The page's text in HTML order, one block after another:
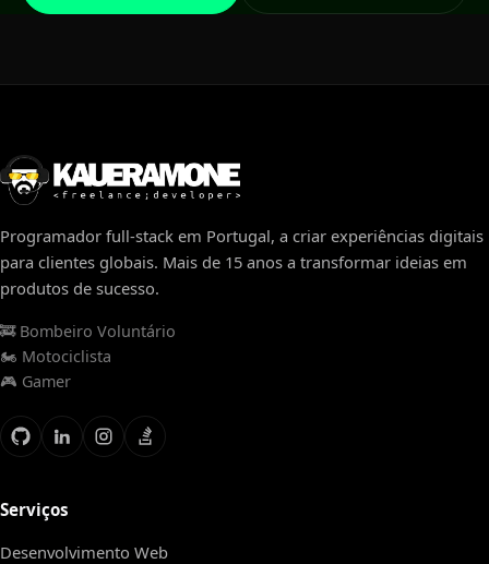
Programador full-stack em Portugal, a criar experiências digitais
para clientes globais. Mais de 15 anos a transformar ideias em
produtos de sucesso.
🚒 Bombeiro Voluntário
🏍️ Motociclista
🎮 Gamer
Serviços
Desenvolvimento Web